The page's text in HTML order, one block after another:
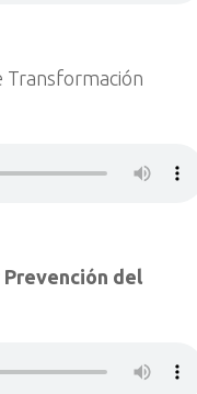
Transformación
Prevención del